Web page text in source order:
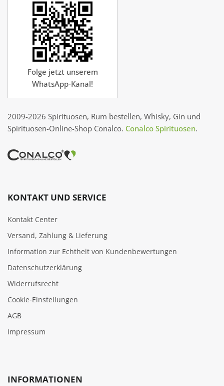
Folge jetzt unserem
WhatsApp-Kanal!
2009-2026 Spirituosen, Rum bestellen, Whisky, Gin und
Spirituosen-Online-Shop Conalco. Conalco Spirituosen.
KONTAKT UND SERVICE
Kontakt Center
Versand, Zahlung & Lieferung
Information zur Echtheit von Kundenbewertungen
Datenschutzerklärung
Widerrufsrecht
Cookie‑Einstellungen
AGB
Impressum
INFORMATIONEN